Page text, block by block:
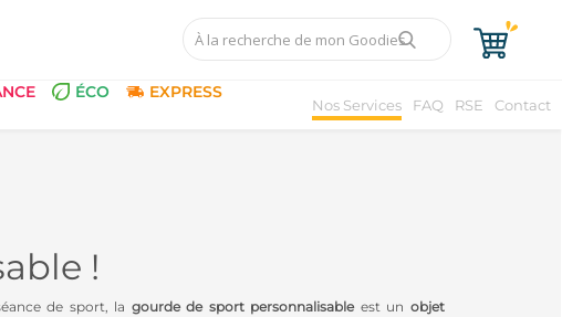
ÉCO EXPRESS
Nos Services FAQ RSE Contact
!
de sport, la gourde de sport personnalisableest unobjet